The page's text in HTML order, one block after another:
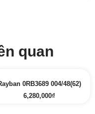
quan
0RB3689 004/48(62)
6,280,000₫